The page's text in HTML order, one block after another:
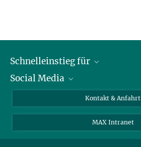
Schnelleinstieg für
Journalist*innen
Bewerbende
Social Media
Instagram
LinkedIn
Kontakt & Anfahrt
MAX Intranet